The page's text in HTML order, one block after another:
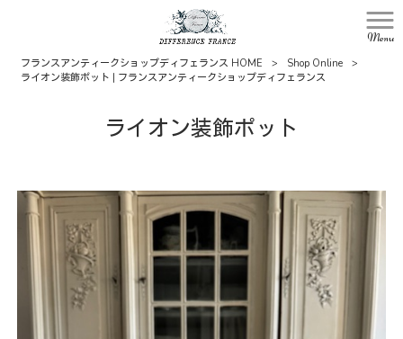
Menu
フランスアンティークショップディフェランス HOME > Shop Online
>
ライオン装飾ポット | フランスアンティークショップディフェランス
ライオン装飾ポット